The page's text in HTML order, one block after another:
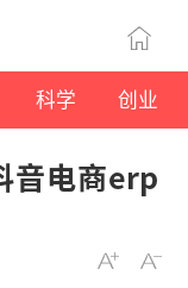
科学 创业
音电商erp